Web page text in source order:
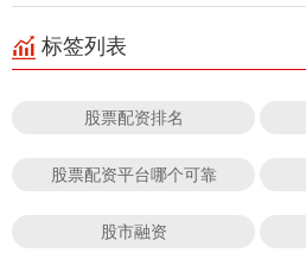
标签列表
股票配资排名
股票配资平台哪个可靠
股市融资